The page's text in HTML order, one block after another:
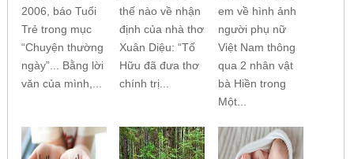
2006, báo Tuổi
Trẻ trong mục
“Chuyện thường
ngày”... Bằng lời
văn của mình,...
thế nào về nhận
định của nhà thơ
Xuân Diệu: “Tố
Hữu đã đưa thơ
chính trị...
em về hình ảnh
người phụ nữ
Việt Nam thông
qua 2 nhân vật
bà Hiền trong
Một...